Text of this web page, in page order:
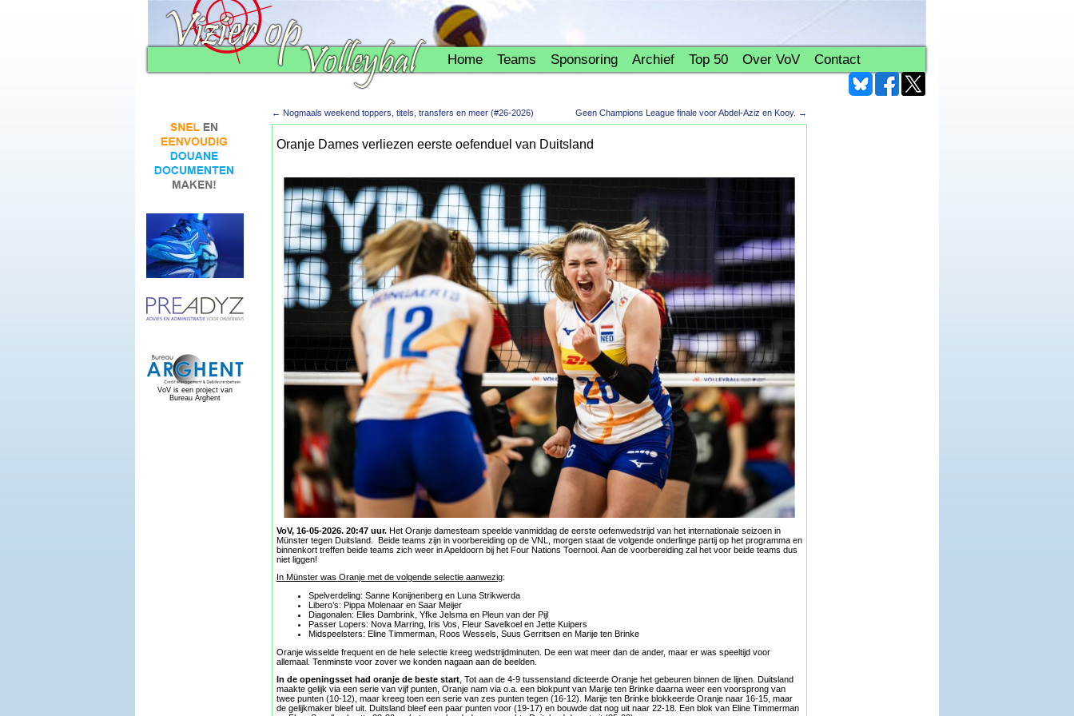
Home Teams Sponsoring Archief Top 50 Over VoV Contact
VoV is een project van
Bureau Arghent
← Nogmaals weekend toppers, titels, transfers en meer (#26-2026) Geen Champions League finale voor Abdel-Aziz en Kooy. →
Oranje Dames verliezen eerste oefenduel van Duitsland
VoV, 16-05-2026. 20:47 uur. Het Oranje damesteam speelde vanmiddag de eerste oefenwedstrijd van het internationale seizoen in
Münster tegen Duitsland. Beide teams zijn in voorbereiding op de VNL, morgen staat de volgende onderlinge partij op het programma en
binnenkort treffen beide teams zich weer in Apeldoorn bij het Four Nations Toernooi. Aan de voorbereiding zal het voor beide teams dus
niet liggen!
In Münster was Oranje met de volgende selectie aanwezig:
Spelverdeling: Sanne Konijnenberg en Luna Strikwerda
Libero’s: Pippa Molenaar en Saar Meijer
Diagonalen: Elles Dambrink, Yfke Jelsma en Pleun van der Pijl
Passer Lopers: Nova Marring, Iris Vos, Fleur Savelkoel en Jette Kuipers
Midspeelsters: Eline Timmerman, Roos Wessels, Suus Gerritsen en Marije ten Brinke
Oranje wisselde frequent en de hele selectie kreeg wedstrijdminuten. De een wat meer dan de ander, maar er was speeltijd voor
allemaal. Tenminste voor zover we konden nagaan aan de beelden.
In de openingsset had oranje de beste start, Tot aan de 4-9 tussenstand dicteerde Oranje het gebeuren binnen de lijnen. Duitsland
maakte gelijk via een serie van vijf punten, Oranje nam via o.a. een blokpunt van Marije ten Brinke daarna weer een voorsprong van
twee punten (10-12), maar kreeg toen een serie van zes punten tegen (16-12). Marije ten Brinke blokkeerde Oranje naar 16-15, maar
de gelijkmaker bleef uit. Duitsland bleef een paar punten voor (19-17) en bouwde dat nog uit naar 22-18. Een blok van Eline Timmerman